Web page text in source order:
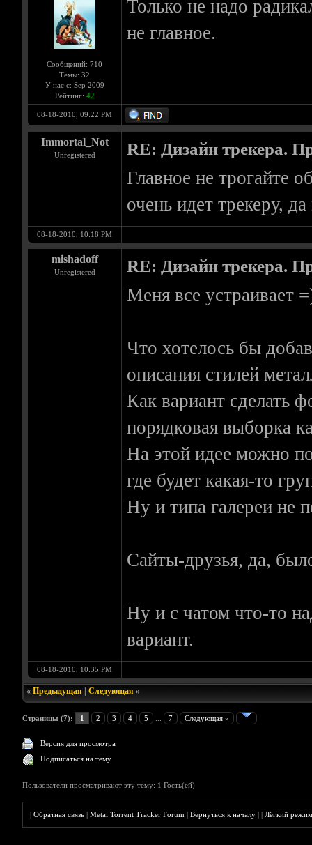
Сообщений: 710
Темы: 32
У нас с: Sep 2009
Рейтинг: 42
Только не надо
не главное.
08-18-2010, 09:22 PM
Immortal_Not
Unregistered RE: Дизайн трекера.
Главное не трогайте
очень идет трекеру,
08-18-2010, 10:18 PM
mishadoff
Unregistered RE: Дизайн трекера.
Меня все устраивает
Что хотелось бы
описания стилей
Как вариант сделать
порядковая выборка
На этой идее можно
где будет какая-то
Ну и типа галереи не
Сайты-друзья, да,
Ну и с чатом что-то
вариант.
08-18-2010, 10:35 PM
«Предыдущая |Следующая »
Страницы (7): 1 2 3 4 5 7 Следующая »
Версия для просмотра
Подписаться на тему
Пользователи просматривают эту тему: 1 Гость(ей)
|Обратная связь |Metal Torrent Tracker Forum |Вернуться к началу ||Лёгкий